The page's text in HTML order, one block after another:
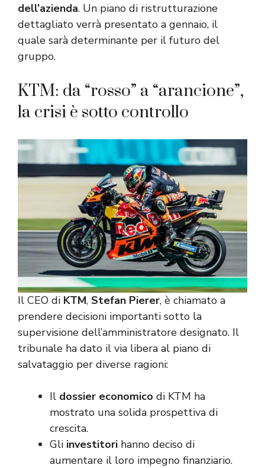
dell’azienda. Un piano di ristrutturazione
dettagliato verrà presentato a gennaio, il
quale sarà determinante per il futuro del
gruppo.
KTM: da “rosso” a “arancione”,
la crisi è sotto controllo
Il CEO di KTM, Stefan Pierer, è chiamato a
prendere decisioni importanti sotto la
supervisione dell’amministratore designato. Il
tribunale ha dato il via libera al piano di
salvataggio per diverse ragioni:
Il dossier economico di KTM ha
mostrato una solida prospettiva di
crescita.
Gli investitori hanno deciso di
aumentare il loro impegno finanziario.